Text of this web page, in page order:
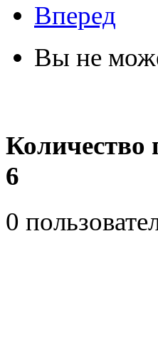
Вперед
Вы не
Количество
6
0